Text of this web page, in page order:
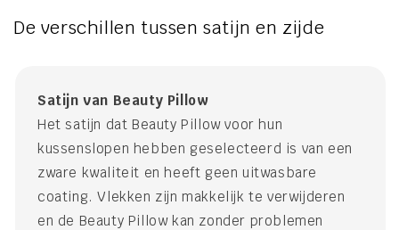
De verschillen tussen satijn en zijde
Satijn van Beauty Pillow
Het satijn dat Beauty Pillow voor hun
kussenslopen hebben geselecteerd is van een
zware kwaliteit en heeft geen uitwasbare
coating. Vlekken zijn makkelijk te verwijderen
en de Beauty Pillow kan zonder problemen